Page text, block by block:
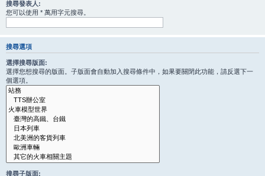
搜尋發表人:
您可以使用 * 萬用字元搜尋。
搜尋選項
選擇搜尋版面:
選擇您想搜尋的版面。子版面會自動加入搜尋條件中，如果要關閉此功能，請反選下一
個選項。
搜尋子版面: